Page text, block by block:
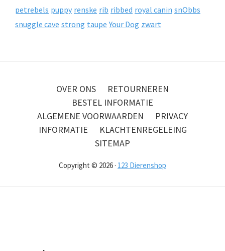
petrebels puppy renske rib ribbed royal canin snObbs
snuggle cave strong taupe Your Dog zwart
OVER ONS
RETOURNEREN
BESTEL INFORMATIE
ALGEMENE VOORWAARDEN
PRIVACY
INFORMATIE
KLACHTENREGELEING
SITEMAP
Copyright © 2026 · 123 Dierenshop